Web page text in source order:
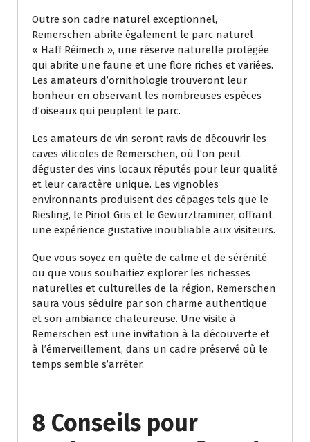
Outre son cadre naturel exceptionnel,
Remerschen abrite également le parc naturel
« Haff Réimech », une réserve naturelle protégée
qui abrite une faune et une flore riches et variées.
Les amateurs d’ornithologie trouveront leur
bonheur en observant les nombreuses espèces
d’oiseaux qui peuplent le parc.
Les amateurs de vin seront ravis de découvrir les
caves viticoles de Remerschen, où l’on peut
déguster des vins locaux réputés pour leur qualité
et leur caractère unique. Les vignobles
environnants produisent des cépages tels que le
Riesling, le Pinot Gris et le Gewurztraminer, offrant
une expérience gustative inoubliable aux visiteurs.
Que vous soyez en quête de calme et de sérénité
ou que vous souhaitiez explorer les richesses
naturelles et culturelles de la région, Remerschen
saura vous séduire par son charme authentique
et son ambiance chaleureuse. Une visite à
Remerschen est une invitation à la découverte et
à l’émerveillement, dans un cadre préservé où le
temps semble s’arrêter.
8 Conseils pour